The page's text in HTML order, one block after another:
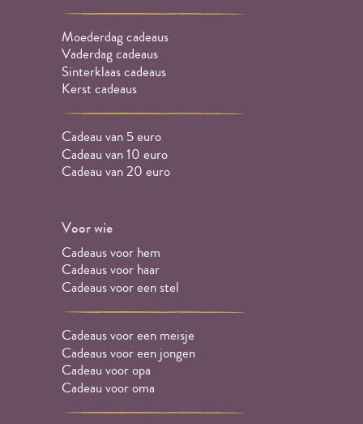
Moederdag cadeaus
Vaderdag cadeaus
Sinterklaas cadeaus
Kerst cadeaus
Cadeau van 5 euro
Cadeau van 10 euro
Cadeau van 20 euro
Voor wie
Cadeaus voor hem
Cadeaus voor haar
Cadeaus voor een stel
Cadeaus voor een meisje
Cadeaus voor een jongen
Cadeau voor opa
Cadeau voor oma